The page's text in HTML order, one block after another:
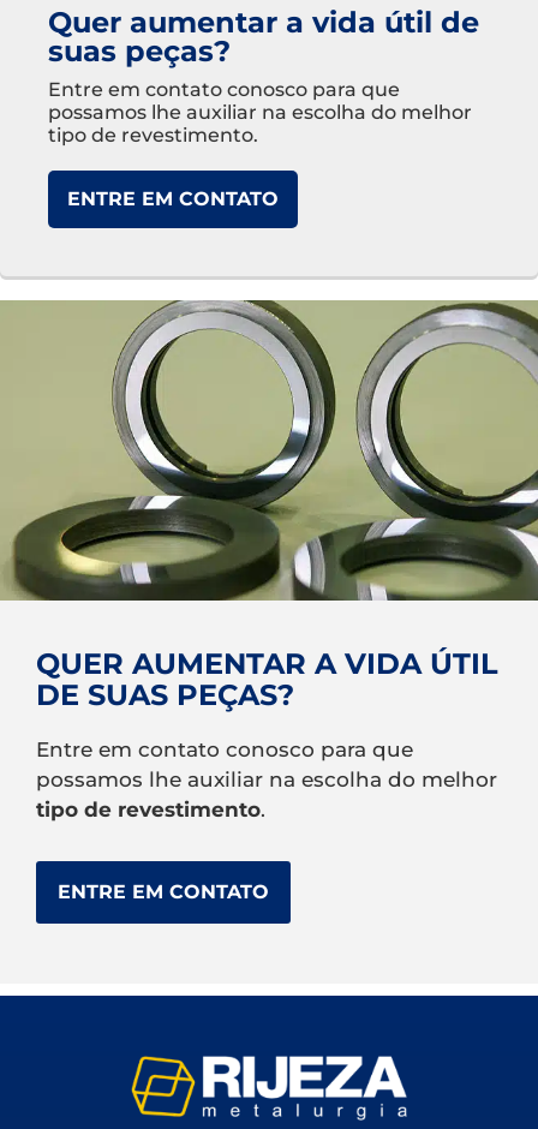
Quer aumentar a vida útil de
suas peças?
Entre em contato conosco para que
possamos lhe auxiliar na escolha do melhor
tipo de revestimento.
ENTRE EM CONTATO
QUER AUMENTAR A VIDA ÚTIL
DE SUAS PEÇAS?
Entre em contato conosco para que
possamos lhe auxiliar na escolha do melhor
tipo de revestimento.
ENTRE EM CONTATO